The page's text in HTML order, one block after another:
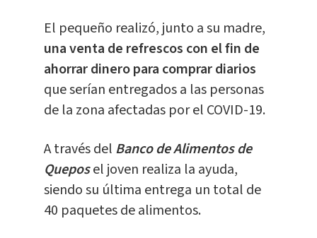
El pequeño realizó, junto a su madre,
una venta de refrescos con el fin de
ahorrar dinero para comprar diarios
que serían entregados a las personas
de la zona afectadas por el COVID-19.
A través del Banco de Alimentos de
Queposel joven realiza la ayuda,
siendo su última entrega un total de
40 paquetes de alimentos.